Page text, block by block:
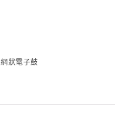
網狀電子鼓